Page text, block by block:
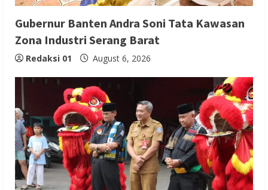
Gubernur Banten Andra Soni Tata Kawasan
Zona Industri Serang Barat
Redaksi 01 August 6, 2026